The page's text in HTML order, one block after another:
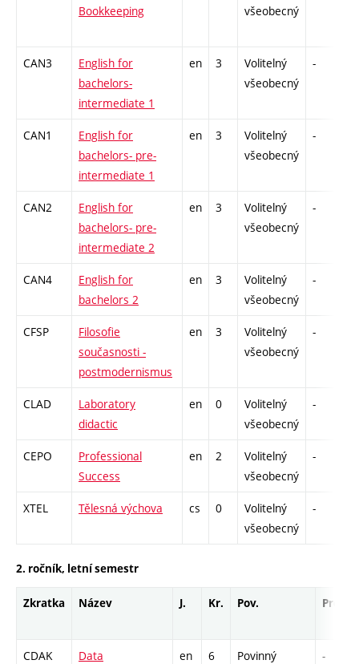
Bookkeeping
všeobecný
CAN3
English for
bachelors-
intermediate 1
en 3
Volitelný
všeobecný
-
CAN1
English for
bachelors- pre-
intermediate 1
en 3
Volitelný
všeobecný
-
CAN2
English for
bachelors- pre-
intermediate 2
en 3
Volitelný
všeobecný
-
CAN4
English for
bachelors 2
en 3
Volitelný
všeobecný
-
CFSP
Filosofie
současnosti -
postmodernismus
en 3
Volitelný
všeobecný
-
CLAD
Laboratory
didactic
en 0
Volitelný
všeobecný
-
CEPO
Professional
Success
en 2
Volitelný
všeobecný
-
XTEL Tělesná výchova cs 0
Volitelný
všeobecný
-
2. ročník, letní semestr
Zkratka Název J. Kr. Pov. Prof.
CDAK
Data
en 6 Povinný -